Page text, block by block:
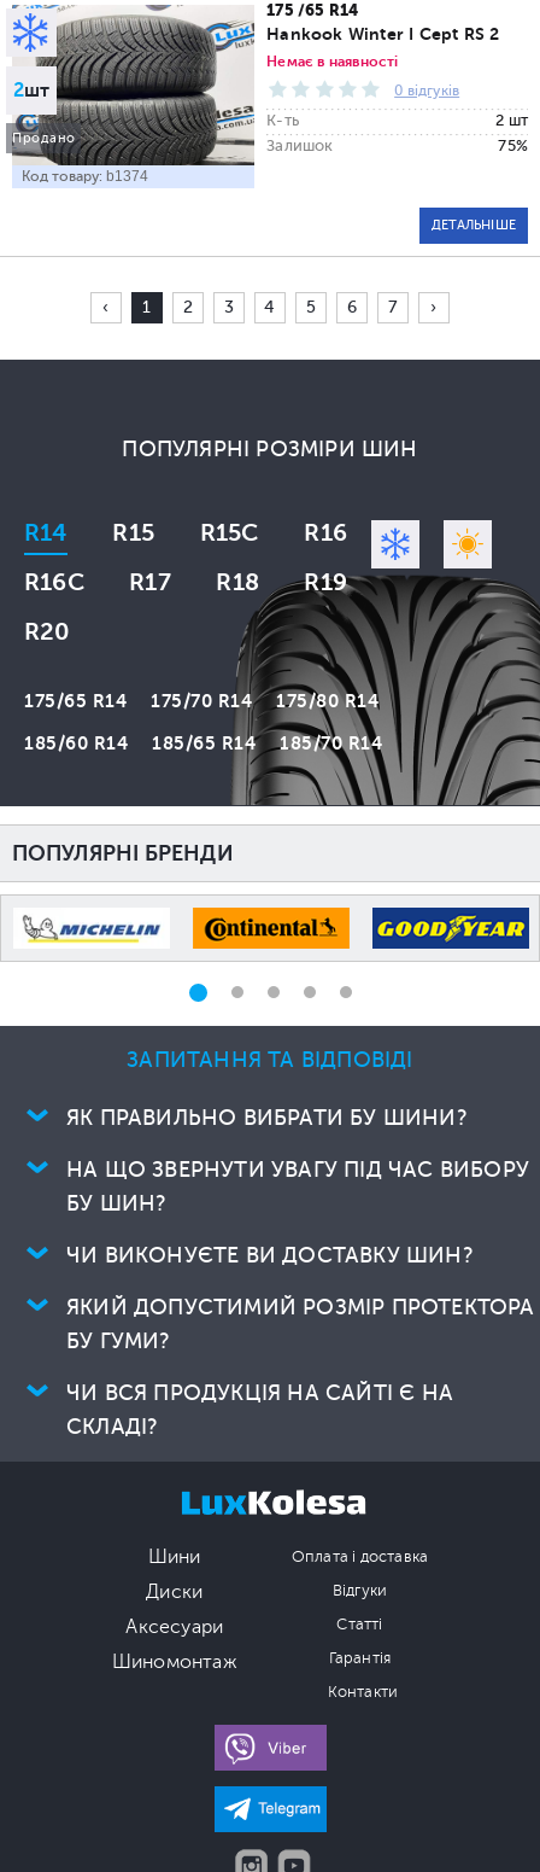
ЗАПИТАННЯ ТА ВІДПОВІДІ
ЯК ПРАВИЛЬНО ВИБРАТИ БУ ШИНИ?
НА ЩО ЗВЕРНУТИ УВАГУ ПІД ЧАС ВИБОРУ
БУ ШИН?
ЧИ ВИКОНУЄТЕ ВИ ДОСТАВКУ ШИН?
ЯКИЙ ДОПУСТИМИЙ РОЗМІР ПРОТЕКТОРА
БУ ГУМИ?
ЧИ ВСЯ ПРОДУКЦІЯ НА САЙТІ Є НА
СКЛАДІ?
2шт
Продано
Код товару: b1374
175 /65 R14
Hankook Winter I Cept RS 2
Немає в наявності
0 відгуків
К-ть
2 шт
Залишок
75%
ДЕТАЛЬНІШЕ
‹ 1 2 3 4 5 6 7 ›
ПОПУЛЯРНІ РОЗМІРИ ШИН
R14 R15 R15C
R16
R16C
R17 R18
R19
R20
175/65 R14 175/70 R14
175/80 R14
185/60 R14
185/65 R14 185/70 R14
ПОПУЛЯРНІ БРЕНДИ
Шини
Диски
Аксесуари
Шиномонтаж
Оплата і доставка
Відгуки
Статті
Гарантія
Контакти